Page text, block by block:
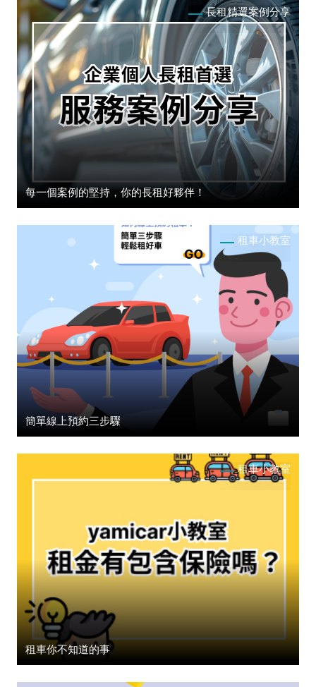
長租精選案例分享
每一個案例的堅持，你的長租好夥伴！
租車小教室
簡單線上預約三步驟
租車小教室
租車你不知道的事